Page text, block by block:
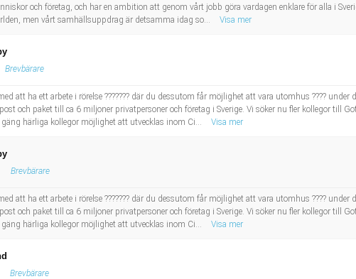
och företag, och har en ambition att genom vårt jobb göra vardagen enklare för alla i
men vårt samhällsuppdrag är detsamma idag so...
Visa mer
Brevbärare
att ha ett arbete i rörelse ??????? där du dessutom får möjlighet att vara utomhus ???? under
och paket till ca 6 miljoner privatpersoner och företag i Sverige. Vi söker nu fler kollegor till
härliga kollegor möjlighet att utvecklas inom Ci...
Visa mer
Brevbärare
att ha ett arbete i rörelse ??????? där du dessutom får möjlighet att vara utomhus ???? under
och paket till ca 6 miljoner privatpersoner och företag i Sverige. Vi söker nu fler kollegor till
härliga kollegor möjlighet att utvecklas inom Ci...
Visa mer
Brevbärare